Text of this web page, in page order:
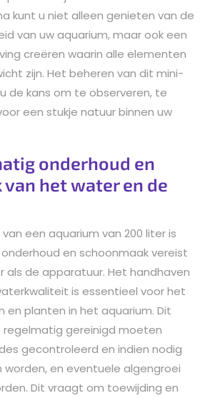
kunt u niet alleen genieten van de
van uw aquarium, maar ook een
creëren waarin alle elementen
zijn. Het beheren van dit mini-
de kans om te observeren, te
een stukje natuur binnen uw
onderhoud en
het water en de
een aquarium van 200 liter is
en schoonmaak vereist
als de apparatuur. Het handhaven
is essentieel voor het
en planten in het aquarium. Dit
gereinigd moeten
gecontroleerd en indien nodig
en eventuele algengroei
Dit vraagt om toewijding en